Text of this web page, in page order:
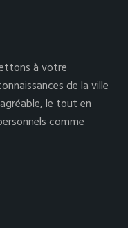
à votre
de la ville
le tout en
comme